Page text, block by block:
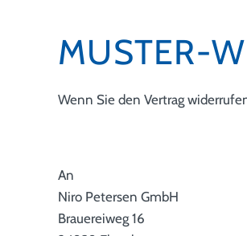
MUSTER-
Wenn Sie den Vertrag
An
Niro Petersen GmbH
Brauereiweg 16